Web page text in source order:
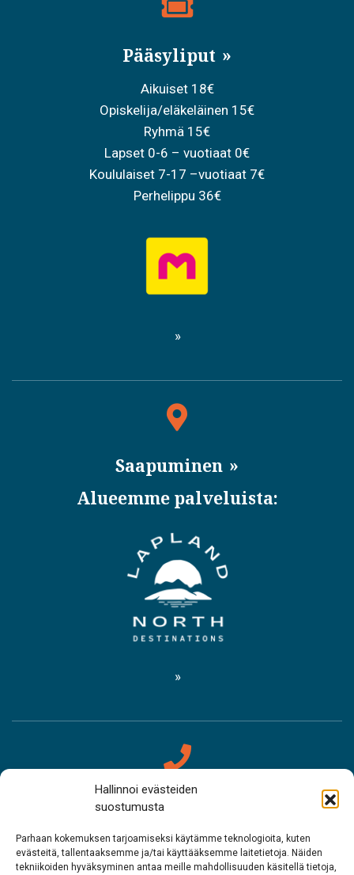
Hallinnoi evästeiden
suostumusta
Parhaan kokemuksen tarjoamiseksi käytämme teknologioita, kuten
evästeitä, tallentaaksemme ja/tai käyttääksemme laitetietoja. Näiden
tekniikoiden hyväksyminen antaa meille mahdollisuuden käsitellä tietoja,
Pääsyliput
Aikuiset 18€
Opiskelija/eläkeläinen 15€
Ryhmä 15€
Lapset 0-6 – vuotiaat 0€
Koululaiset 7-17 –vuotiaat 7€
Perhelippu 36€
Saapuminen
Alueemme palveluista:
Yhteystiedot
Saamelaismuseo Siida